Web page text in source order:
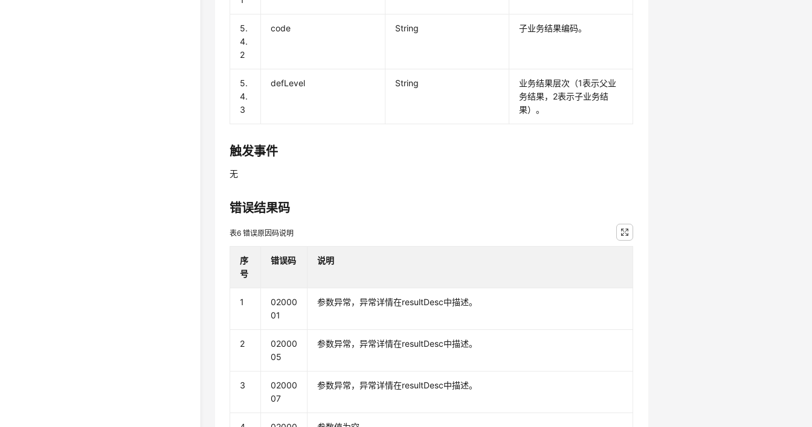
5.
4.
2
code String 子业务结果编码。
5.
4.
3
defLevel String
业务结果层次（1表示父业
务结果，2表示子业务结
果）。
触发事件
无
错误结果码
表6错误原因码说明
序
号
错误码 说明
1
02000
01
参数异常，异常详情在resultDesc中描述。
2
02000
05
参数异常，异常详情在resultDesc中描述。
3
02000
07
参数异常，异常详情在resultDesc中描述。